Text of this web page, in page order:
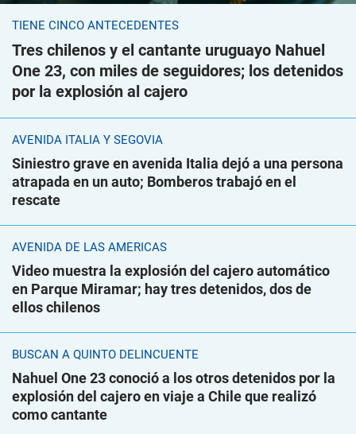
TIENE CINCO ANTECEDENTES
Tres chilenos y el cantante uruguayo Nahuel
One 23, con miles de seguidores; los detenidos
por la explosión al cajero
AVENIDA ITALIA Y SEGOVIA
Siniestro grave en avenida Italia dejó a una persona
atrapada en un auto; Bomberos trabajó en el
rescate
AVENIDA DE LAS AMÉRICAS
Video muestra la explosión del cajero automático
en Parque Miramar; hay tres detenidos, dos de
ellos chilenos
BUSCAN A QUINTO DELINCUENTE
Nahuel One 23 conoció a los otros detenidos por la
explosión del cajero en viaje a Chile que realizó
como cantante